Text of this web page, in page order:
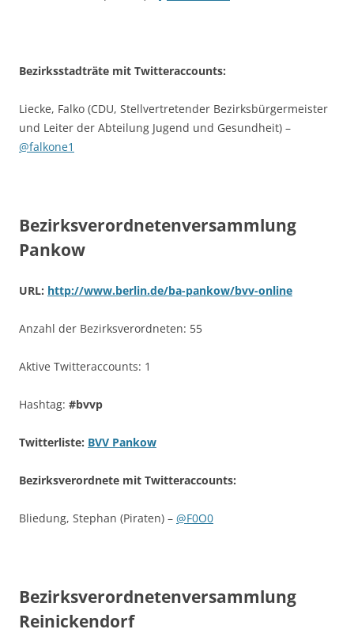
Bezirksstadträte mit Twitteraccounts:
Liecke, Falko (CDU, Stellvertretender Bezirksbürgermeister
und Leiter der Abteilung Jugend und Gesundheit) –
@falkone1
Bezirksverordnetenversammlung
Pankow
URL: http://www.berlin.de/ba-pankow/bvv-online
Anzahl der Bezirksverordneten: 55
Aktive Twitteraccounts: 1
Hashtag: #bvvp
Twitterliste: BVV Pankow
Bezirksverordnete mit Twitteraccounts:
Bliedung, Stephan (Piraten) – @F0O0
Bezirksverordnetenversammlung
Reinickendorf